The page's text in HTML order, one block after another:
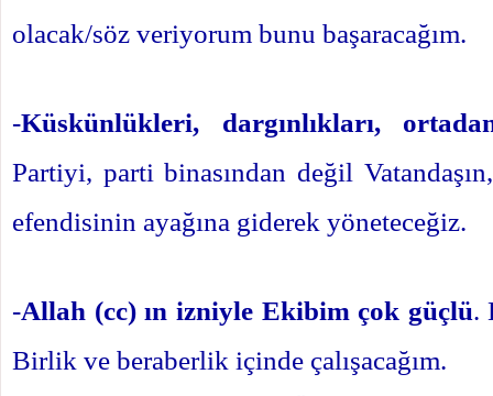
olacak/söz veriyorum bunu başaracağım.
-Küskünlükleri, dargınlıkları,
Partiyi, parti binasından değil
efendisinin ayağına giderek yöneteceğiz.
-Allah (cc) ın izniyle Ekibim çok güçlü.
Birlik ve beraberlik içinde çalışacağım.